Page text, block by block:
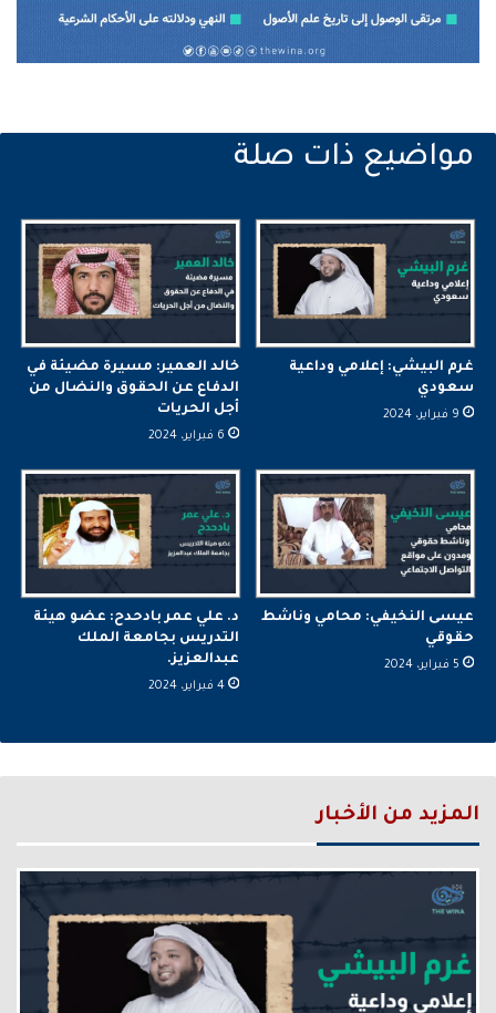
غرم البيشي: إعلامي وداعية
سعودي
9 فبراير، 2024
خالد العمير: مسيرة مضيئة في
الدفاع عن الحقوق والنضال من
أجل الحريات
6 فبراير، 2024
عيسى النخيفي: محامي وناشط
حقوقي
5 فبراير، 2024
د. علي عمر بادحدح: عضو هيئة
التدريس بجامعة الملك
عبدالعزيز.
4 فبراير، 2024
المزيد من الأخبار